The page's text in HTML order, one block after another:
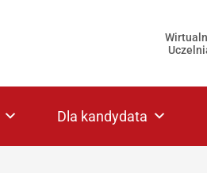
Dla kandydata